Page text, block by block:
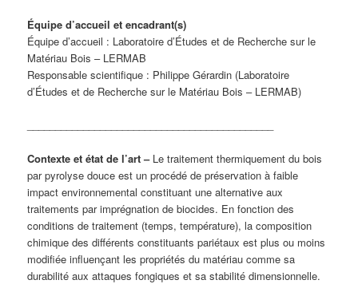
Équipe d’accueil et encadrant(s)
Équipe d’accueil : Laboratoire d’Études et de Recherche sur le
Matériau Bois – LERMAB
Responsable scientifique : Philippe Gérardin (Laboratoire
d’Études et de Recherche sur le Matériau Bois – LERMAB)
Contexte et état de l’art –Le traitement thermiquement du bois
par pyrolyse douce est un procédé de préservation à faible
impact environnemental constituant une alternative aux
traitements par imprégnation de biocides. En fonction des
conditions de traitement (temps, température), la composition
chimique des différents constituants pariétaux est plus ou moins
modifiée influençant les propriétés du matériau comme sa
durabilité aux attaques fongiques et sa stabilité dimensionnelle.